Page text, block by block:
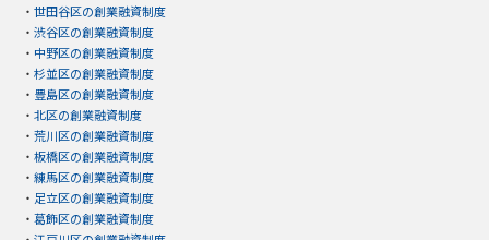
・ 世田谷区の創業融資制度
・ 渋谷区の創業融資制度
・ 中野区の創業融資制度
・ 杉並区の創業融資制度
・ 豊島区の創業融資制度
・ 北区の創業融資制度
・ 荒川区の創業融資制度
・ 板橋区の創業融資制度
・ 練馬区の創業融資制度
・ 足立区の創業融資制度
・ 葛飾区の創業融資制度